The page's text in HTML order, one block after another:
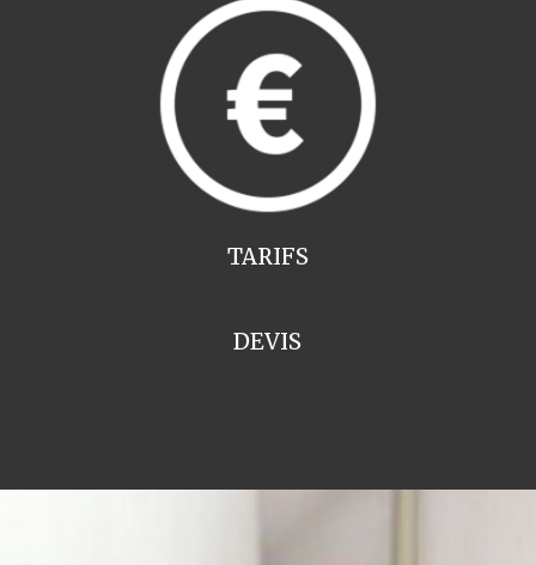
TARIFS
DEVIS